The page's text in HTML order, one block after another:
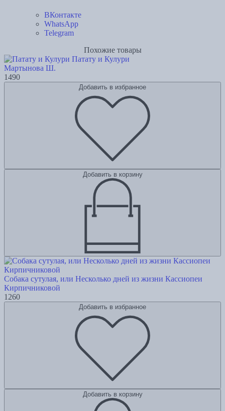
ВКонтакте
WhatsApp
Telegram
Похожие товары
Патату и Кулури
Мартынова Ш.
1490
Добавить в избранное
Добавить в корзину
Собака сутулая, или Несколько дней из жизни Кассиопеи
Кирпичниковой
1260
Добавить в избранное
Добавить в корзину